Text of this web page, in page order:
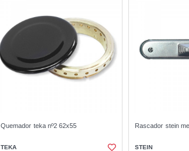
Quemador teka nº2 62x55
TEKA
Rascador stein
STEIN